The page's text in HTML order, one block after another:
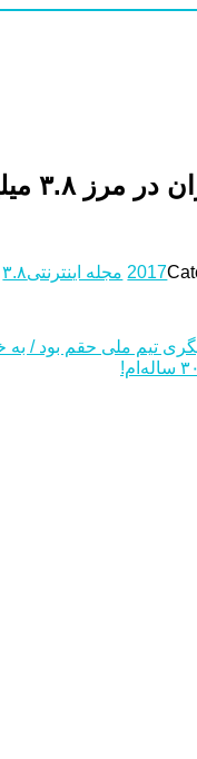
۲.۶ میلیون بشکه رسید
مجله اینترنتی۳.۸
تیم ملی حقم بود /